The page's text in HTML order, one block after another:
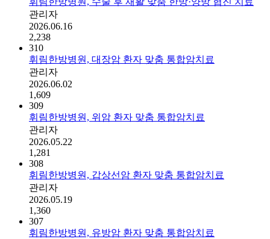
관리자
2026.06.16
2,238
310
휘림한방병원, 대장암 환자 맞춤 통합암치료
관리자
2026.06.02
1,609
309
휘림한방병원, 위암 환자 맞춤 통합암치료
관리자
2026.05.22
1,281
308
휘림한방병원, 갑상선암 환자 맞춤 통합암치료
관리자
2026.05.19
1,360
307
휘림한방병원, 유방암 환자 맞춤 통합암치료